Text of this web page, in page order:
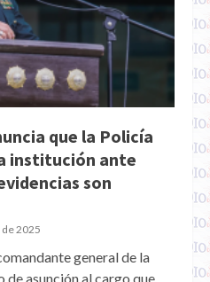
que la Policía
institución ante
son
2025
general de la
asunción al cargo que...